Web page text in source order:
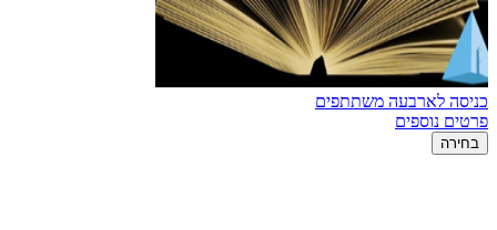
כניסה לארבעה משתתפים
פרטים נוספים
בחירה